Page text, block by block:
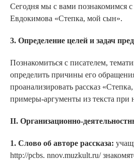
Сегодня мы с вами познакомимся
Евдокимова «Степка, мой сын».
3. Определение целей и задач
Познакомиться с писателем,
определить причины его
проанализировать рассказ
примеры-аргументы из текста при
II. Организационно-
1. Слово об авторе рассказа:
http://pcbs. nnov.muzkult.ru/